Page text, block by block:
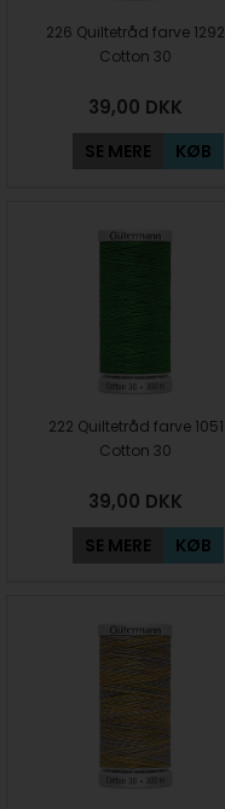
226 Quiltetråd farve 1292
Cotton 30
39,00 DKK
SE MERE KØB
222 Quiltetråd farve 1051
Cotton 30
39,00 DKK
SE MERE KØB